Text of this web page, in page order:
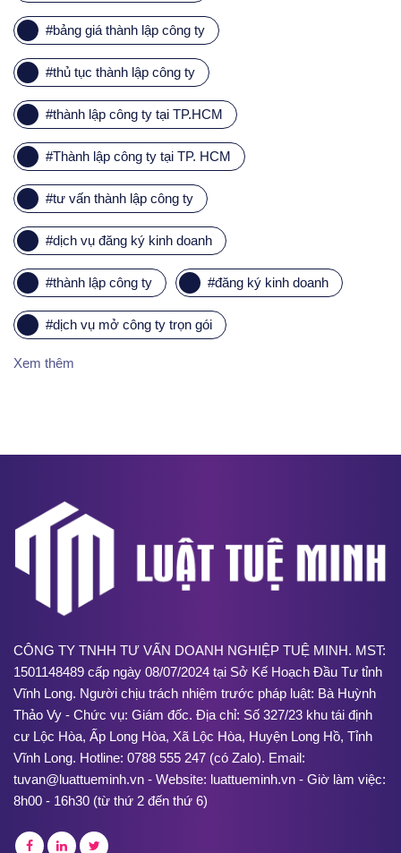
#bảng giá thành lập công ty
#thủ tục thành lập công ty
#thành lập công ty tại TP.HCM
#Thành lập công ty tại TP. HCM
#tư vấn thành lập công ty
#dịch vụ đăng ký kinh doanh
#thành lập công ty #đăng ký kinh doanh
#dịch vụ mở công ty trọn gói
Xem thêm
CÔNG TY TNHH TƯ VẤN DOANH NGHIỆP TUỆ MINH. MST:
1501148489 cấp ngày 08/07/2024 tại Sở Kế Hoạch Đầu Tư tỉnh
Vĩnh Long. Người chịu trách nhiệm trước pháp luật: Bà Huỳnh
Thảo Vy - Chức vụ: Giám đốc. Địa chỉ: Số 327/23 khu tái định
cư Lộc Hòa, Ấp Long Hòa, Xã Lộc Hòa, Huyện Long Hồ, Tỉnh
Vĩnh Long. Hotline: 0788 555 247 (có Zalo). Email:
tuvan@luattueminh.vn - Website: luattueminh.vn - Giờ làm việc:
8h00 - 16h30 (từ thứ 2 đến thứ 6)